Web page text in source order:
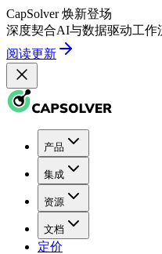
CapSolver 焕新登场
深度契合AI与数据驱动工作
阅读更新
产品
集成
资源
文档
定价